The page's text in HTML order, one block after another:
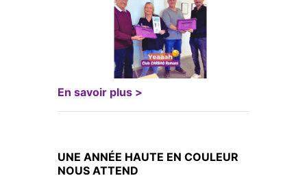
En savoir plus >
UNE ANNÉE HAUTE EN COULEUR
NOUS ATTEND